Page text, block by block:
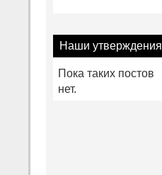
Наши утверждения
Пока таких постов
нет.